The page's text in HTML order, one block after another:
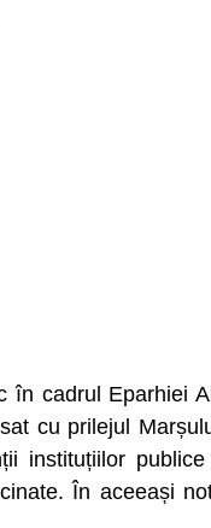
în cadrul Eparhiei
cu prilejul
instituțiilor
În aceeași